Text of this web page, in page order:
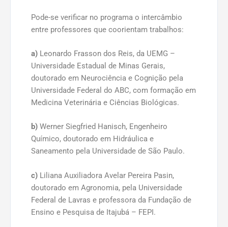
Pode-se verificar no programa o intercâmbio
entre professores que coorientam trabalhos:
a) Leonardo Frasson dos Reis, da UEMG –
Universidade Estadual de Minas Gerais,
doutorado em Neurociência e Cognição pela
Universidade Federal do ABC, com formação em
Medicina Veterinária e Ciências Biológicas.
b) Werner Siegfried Hanisch, Engenheiro
Químico, doutorado em Hidráulica e
Saneamento pela Universidade de São Paulo.
c) Liliana Auxiliadora Avelar Pereira Pasin,
doutorado em Agronomia, pela Universidade
Federal de Lavras e professora da Fundação de
Ensino e Pesquisa de Itajubá – FEPI.